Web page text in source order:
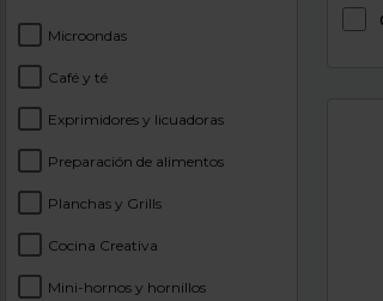
Microondas
Café y té
Exprimidores y licuadoras
Preparación de alimentos
Planchas y Grills
Cocina Creativa
Mini-hornos y hornillos